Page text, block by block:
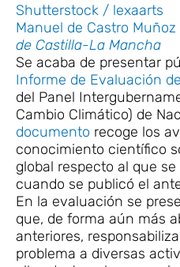
Shutterstock / lexaarts
Manuel de Castro
de Castilla-La Mancha
Se acaba de presentar
Informe de Evaluación
del Panel
Cambio Climático) de
documento recoge los
conocimiento científico
global respecto al que
cuando se publicó el
En la evaluación se
que, de forma aún más
anteriores,
problema a diversas